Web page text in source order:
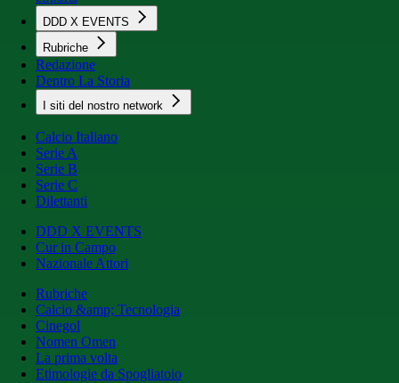
DDD X EVENTS
Rubriche
Redazione
Dentro La Storia
I siti del nostro network
Calcio Italiano
Serie A
Serie B
Serie C
Dilettanti
DDD X EVENTS
Cur in Campo
Nazionale Attori
Rubriche
Calcio &amp; Tecnologia
Cinegol
Nomen Omen
La prima volta
Etimologie da Spogliatoio